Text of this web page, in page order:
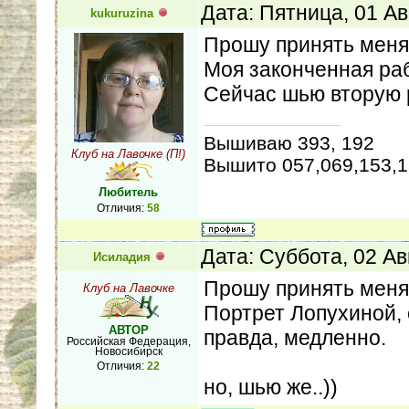
kukuruzina Дата: Пятница, 01
Клуб на Лавочке (П!)
Любитель
Отличия: 58
Прошу принять
Моя законченная
Сейчас шью вторую
Вышиваю 393, 192
Вышито
Исиладия Дата: Суббота, 02
Клуб на Лавочке
АВТОР
Российская Федерация,
Новосибирск
Отличия: 22
Прошу принять
Портрет
правда, медленно.
но, шью же..))